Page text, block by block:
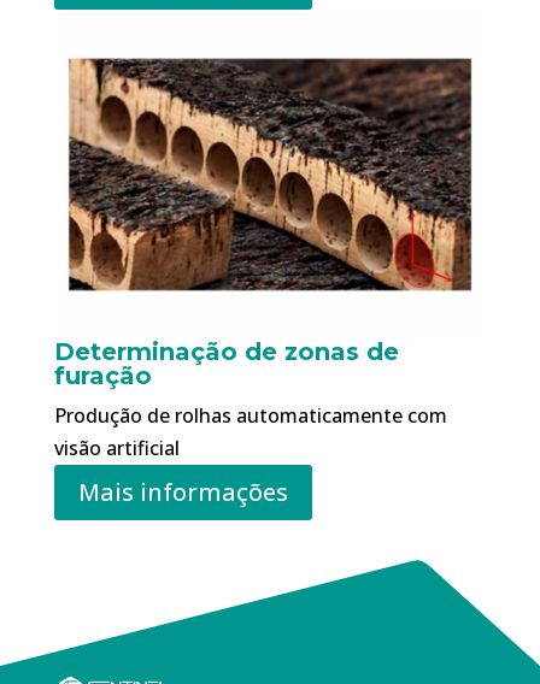
Determinação de zonas de
furação
Produção de rolhas automaticamente com
visão artificial
Mais informações